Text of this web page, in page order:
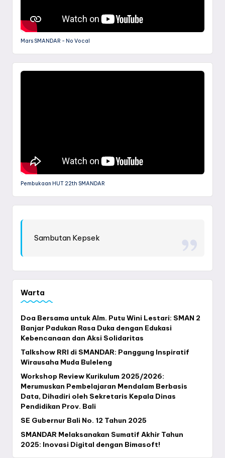
Mars SMANDAR - No Vocal
Pembukaan HUT 22th SMANDAR
Sambutan Kepsek
Warta
Doa Bersama untuk Alm. Putu Wini Lestari: SMAN 2
Banjar Padukan Rasa Duka dengan Edukasi
Kebencanaan dan Aksi Solidaritas
Talkshow RRI di SMANDAR: Panggung Inspiratif
Wirausaha Muda Buleleng
Workshop Review Kurikulum 2025/2026:
Merumuskan Pembelajaran Mendalam Berbasis
Data, Dihadiri oleh Sekretaris Kepala Dinas
Pendidikan Prov. Bali
SE Gubernur Bali No. 12 Tahun 2025
SMANDAR Melaksanakan Sumatif Akhir Tahun
2025: Inovasi Digital dengan Bimasoft!